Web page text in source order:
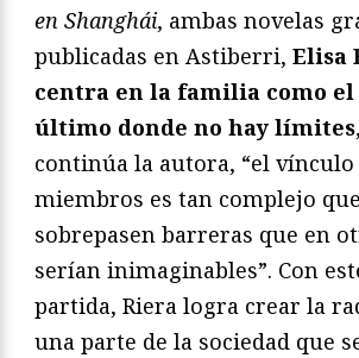
en Shanghái, ambas novelas
publicadas en Astiberri, Elisa
centra en la familia como el
último donde no hay límites
continúa la autora, “el
miembros es tan complejo
sobrepasen barreras que en
serían inimaginables”. Con
partida, Riera logra crear la
una parte de la sociedad que